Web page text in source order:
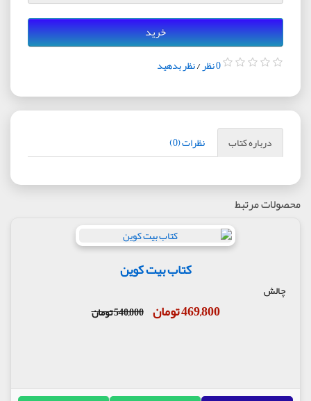
خرید
0 نظر /نظر بدهید
درباره کتاب نظرات (0)
محصولات مرتبط
کتاب بیت کوین
چالش
469,800 تومان 540,000 تومان